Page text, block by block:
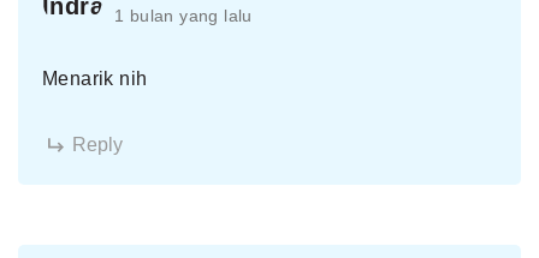
1 bulan yang lalu
Menarik nih
Reply